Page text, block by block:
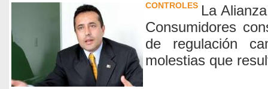
CONTROLES La
Consumidores
de regulación
molestias que